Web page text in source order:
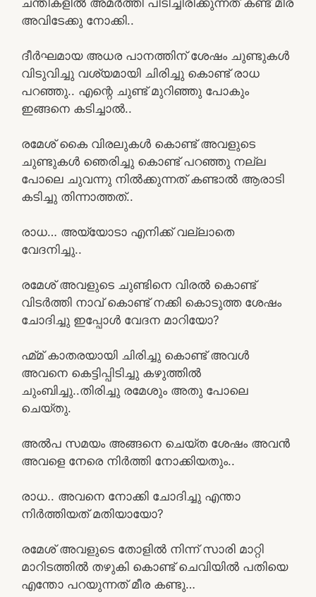
അവിടേക്കു നോക്കി..
ദീർഘമായ അധര പാനത്തിന് ശേഷം ചുണ്ടുകൾ
വിടുവിച്ചു വശ്യമായി ചിരിച്ചു കൊണ്ട് രാധ
പറഞ്ഞു.. എന്റെ ചുണ്ട് മുറിഞ്ഞു പോകും
ഇങ്ങനെ കടിച്ചാൽ..
രമേശ് കൈ വിരലുകൾ കൊണ്ട് അവളുടെ
ചുണ്ടുകൾ ഞെരിച്ചു കൊണ്ട് പറഞ്ഞു നല്ല
പോലെ ചുവന്നു നിൽക്കുന്നത് കണ്ടാൽ ആരാടി
കടിച്ചു തിന്നാത്തത്..
രാധ… അയ്യോടാ എനിക്ക് വല്ലാതെ
വേദനിച്ചു..
രമേശ് അവളുടെ ചുണ്ടിനെ വിരൽ കൊണ്ട്
വിടർത്തി നാവ് കൊണ്ട് നക്കി കൊടുത്ത ശേഷം
ചോദിച്ചു ഇപ്പോൾ വേദന മാറിയോ?
ഹ്മ്മ് കാതരയായി ചിരിച്ചു കൊണ്ട് അവൾ
അവനെ കെട്ടിപ്പിടിച്ചു കഴുത്തിൽ
ചുംബിച്ചു..തിരിച്ചു രമേശും അതു പോലെ
ചെയ്തു.
അൽപ സമയം അങ്ങനെ ചെയ്ത ശേഷം അവൻ
അവളെ നേരെ നിർത്തി നോക്കിയതും..
രാധ.. അവനെ നോക്കി ചോദിച്ചു എന്താ
നിർത്തിയത് മതിയായോ?
രമേശ് അവളുടെ തോളിൽ നിന്ന് സാരി മാറ്റി
മാറിടത്തിൽ തഴുകി കൊണ്ട് ചെവിയിൽ പതിയെ
എന്തോ പറയുന്നത് മീര കണ്ടു…